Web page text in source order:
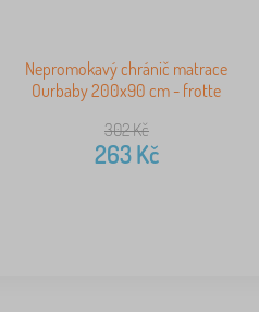
Nepromokavý chránič matrace
Ourbaby 200x90 cm - frotte
302Kč
263Kč